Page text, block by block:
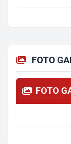
FOTO
FOTO